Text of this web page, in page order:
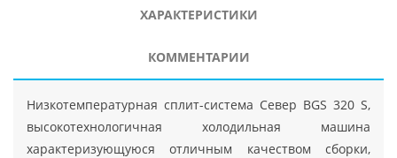
ХАРАКТЕРИСТИКИ
КОММЕНТАРИИ
Низкотемпературная сплит-система Север BGS 320 S,
высокотехнологичная холодильная машина
характеризующуюся отличным качеством сборки,